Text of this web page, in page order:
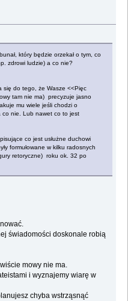
który będzie orzekał o tym, co
zdrowi ludzie) a co nie?
się do tego, że Wasze <<Pięc
tam nie ma) precyzuje jasno
mu wiele jeśli chodzi o
co nie. Lub nawet co to jest
co jest usłużne duchowi
formułowane w kilku radosnych
retoryczne) roku ok. 32 po
świadomości doskonale robią
mowy nie ma.
i wyznajemy wiarę w
chyba wstrząsnąć